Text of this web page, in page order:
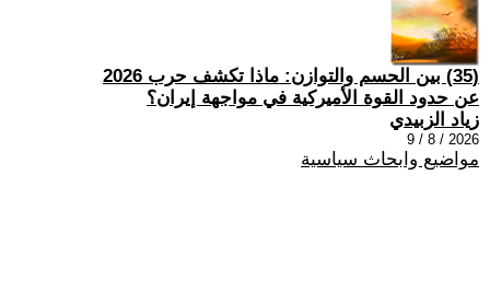
(35) بين الحسم والتوازن: ماذا تكشف حرب 2026
عن حدود القوة الأميركية في مواجهة إيران؟
زياد الزبيدي
2026 / 8 / 9
مواضيع وابحاث سياسية